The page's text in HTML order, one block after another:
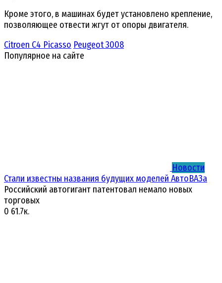
Кроме этого, в машинах будет установлено крепление,
позволяющее отвести жгут от опоры двигателя.
Citroen С4 Picasso Peugeot 3008
Популярное на сайте
Новости
Стали известны названия будущих моделей АвтоВАЗа
Российский автогигант патентовал немало новых
торговых
0 61.7к.